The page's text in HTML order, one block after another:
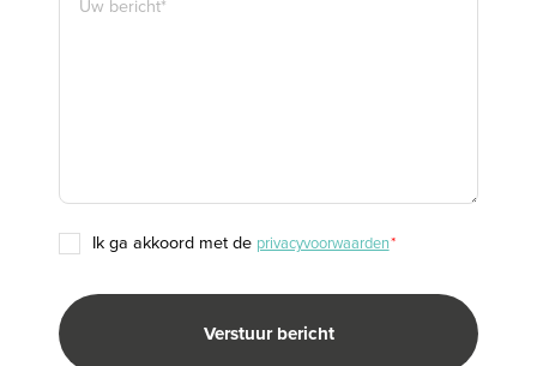
TOESTEMMING
ik ga akkoord met de privacyvoorwaarden*